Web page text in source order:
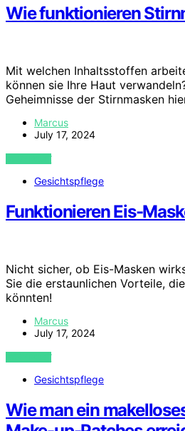
Wie funktionieren
Mit welchen Inhaltsstoffen
können sie Ihre Haut
Geheimnisse der Stirnmasken
Marcus
July 17, 2024
VIEW POST
Gesichtspflege
Funktionieren Eis-
Nicht sicher, ob Eis-Masken
Sie die erstaunlichen Vorteile,
könnten!
Marcus
July 17, 2024
VIEW POST
Gesichtspflege
Wie man ein